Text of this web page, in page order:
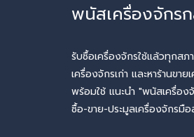
พนัสเครื่องจักร
รับซื้อเครื่องจักรใช้แล้วทุกสภ
เครื่องจักรเก่า และหาร้านข
พร้อมใช้ แนะนำ "พนัสเครื่อ
ซื้อ-ขาย-ประมูลเครื่องจักรมื